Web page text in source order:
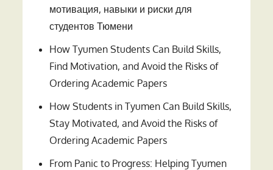
мотивация, навыки и риски для
студентов Тюмени
How Tyumen Students Can Build Skills,
Find Motivation, and Avoid the Risks of
Ordering Academic Papers
How Students in Tyumen Can Build Skills,
Stay Motivated, and Avoid the Risks of
Ordering Academic Papers
From Panic to Progress: Helping Tyumen